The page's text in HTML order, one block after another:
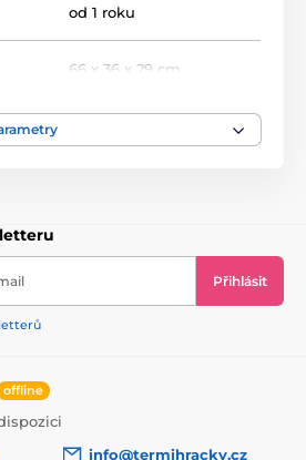
na hračky
od 1 roku
66 x 36 x 29 cm
Přihlásit
offline
info@termihracky.cz